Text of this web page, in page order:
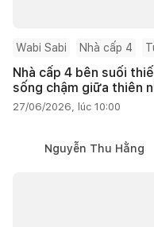
Wabi Sabi Nhà cấp 4
Nhà cấp 4 bên suối
sống chậm giữa thiên
27/06/2026, lúc 10:00
Nguyễn Thu Hằng